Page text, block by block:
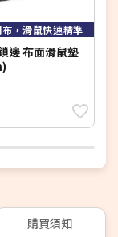
，滑鼠快速精準
邊 布面滑鼠墊
購買須知